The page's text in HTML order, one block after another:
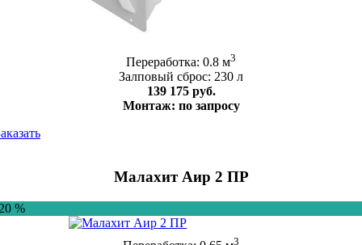
Переработка: 0.8 м3
Залповый сброс: 230 л
139 175 руб.
Монтаж: по запросу
Малахит Аир 2 ПР
%
3